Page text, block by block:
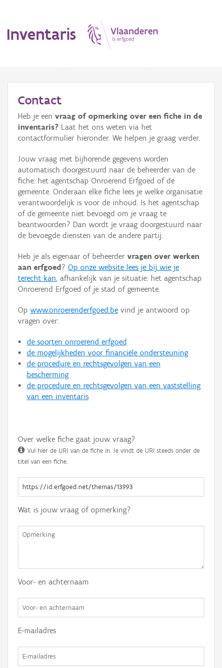
Inventaris
Erfgoedobject
Aanduidingsobject
Waarneming
Thema
Gebeurtenis
Persoon of collectief
Hergebruik
Aanmelden
Contact
Heb je een vraag of opmerking over een fiche in de
inventaris? Laat het ons weten via het
contactformulier hieronder. We helpen je graag verder.
Jouw vraag met bijhorende gegevens worden
automatisch doorgestuurd naar de beheerder van de
fiche: het agentschap Onroerend Erfgoed of de
gemeente. Onderaan elke fiche lees je welke organisatie
verantwoordelijk is voor de inhoud. Is het agentschap
of de gemeente niet bevoegd om je vraag te
beantwoorden? Dan wordt je vraag doorgestuurd naar
de bevoegde diensten van de andere partij.
Heb je als eigenaar of beheerder vragen over werken
aan erfgoed ? Op onze website lees je bij wie je
terecht kan, afhankelijk van je situatie: het agentschap
Onroerend Erfgoed of je stad of gemeente.
Op www.onroerenderfgoed.be vind je antwoord op
vragen over:
de soorten onroerend erfgoed
de mogelijkheden voor financiële ondersteuning
de procedure en rechtsgevolgen van een
bescherming
de procedure en rechtsgevolgen van een vaststelling
van een inventaris
Over welke fiche gaat jouw vraag?
Vul hier de URI van de fiche in. Je vindt de URI steeds onder de
titel van een fiche.
Wat is jouw vraag of opmerking?
Voor- en achternaam
E-mailadres